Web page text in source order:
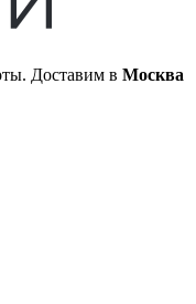
Доставим в Москва